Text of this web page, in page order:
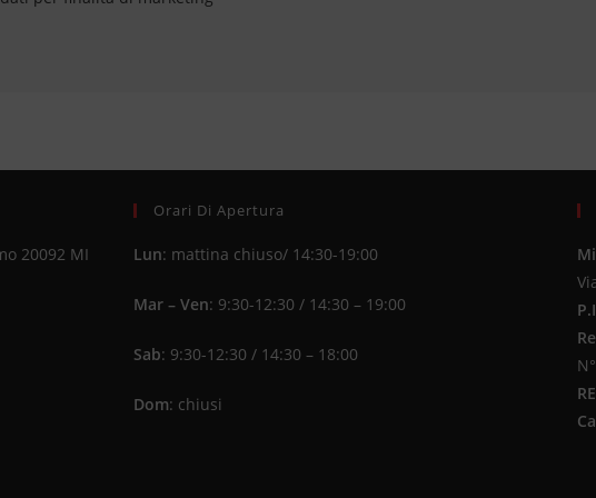
20092 MI
Orari Di Apertura
Lun: mattina chiuso/ 14:30-19:00
Mar – Ven: 9:30-12:30 / 14:30 – 19:00
Sab: 9:30-12:30 / 14:30 – 18:00
Dom: chiusi
N°